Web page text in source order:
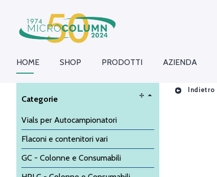
HOME SHOP PRODOTTI AZIENDA
Categorie
Vials per Autocampionatori
Flaconi e contenitori vari
GC - Colonne e Consumabili
Indietro